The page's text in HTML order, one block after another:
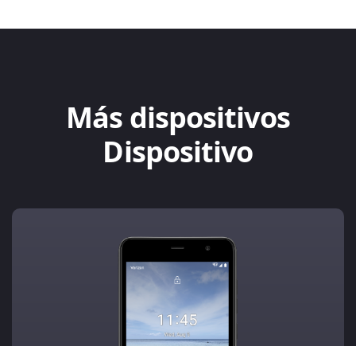
Más dispositivos
Dispositivo